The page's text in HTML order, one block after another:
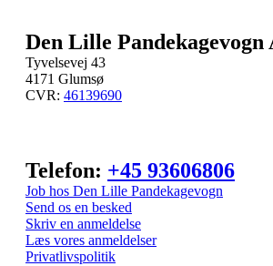
Den Lille Pandekagevogn
Tyvelsevej 43
4171 Glumsø
CVR: 46139690
Telefon: +45 93606806
Job hos Den Lille Pandekagevogn
Send os en besked
Skriv en anmeldelse
Læs vores anmeldelser
Privatlivspolitik